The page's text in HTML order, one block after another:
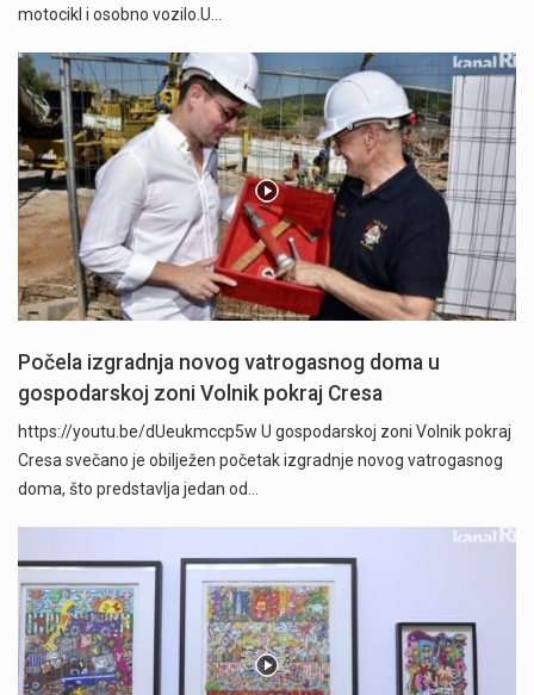
motocikl i osobno vozilo.U…
Počela izgradnja novog vatrogasnog doma u
gospodarskoj zoni Volnik pokraj Cresa
https://youtu.be/dUeukmccp5w U gospodarskoj zoni Volnik pokraj
Cresa svečano je obilježen početak izgradnje novog vatrogasnog
doma, što predstavlja jedan od…